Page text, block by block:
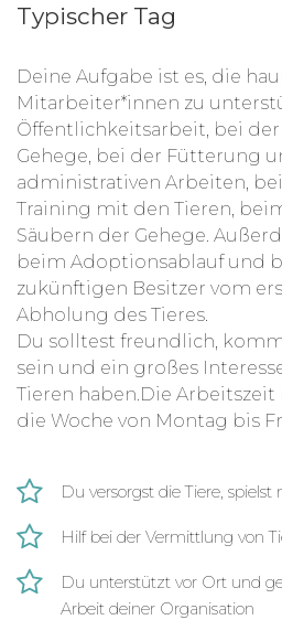
Typischer Tag
Deine Aufgabe ist es, die
Mitarbeiter*innen zu
Öffentlichkeitsarbeit, bei
Gehege, bei der Fütterung
administrativen Arbeiten,
Training mit den Tieren,
Säubern der Gehege.
beim Adoptionsablauf und
zukünftigen Besitzer vom
Abholung des Tieres.
Du solltest freundlich,
sein und ein großes
Tieren haben.Die
die Woche von Montag bis
Du versorgst die Tiere,
Hilf bei der Vermittlung von
Du unterstützt vor Ort und
Arbeit deiner Organisation